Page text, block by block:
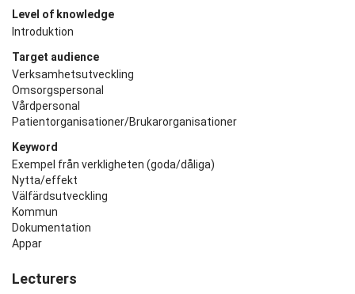
Level of knowledge
Introduktion
Target audience
Verksamhetsutveckling
Omsorgspersonal
Vårdpersonal
Patientorganisationer/Brukarorganisationer
Keyword
Exempel från verkligheten (goda/dåliga)
Nytta/effekt
Välfärdsutveckling
Kommun
Dokumentation
Appar
Lecturers